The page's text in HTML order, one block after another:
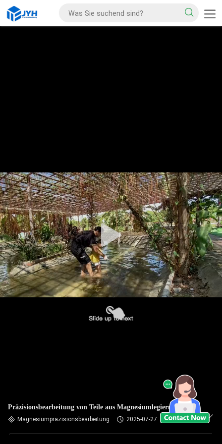
Präzisionsbearbeitung von Teile aus Magnesiumlegierungen
Magnesiumpräzisionsbearbeitung 2025-07-27